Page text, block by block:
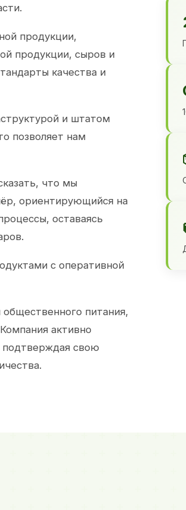
продукции,
продукции, сыров и
качества и
и штатом
позволяет нам
что мы
ориентирующийся на
оставаясь
с оперативной
питания,
активно
подтверждая свою